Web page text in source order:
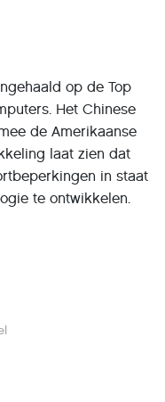
op de Top
Het Chinese
de Amerikaanse
laat zien dat
in staat
te ontwikkelen.